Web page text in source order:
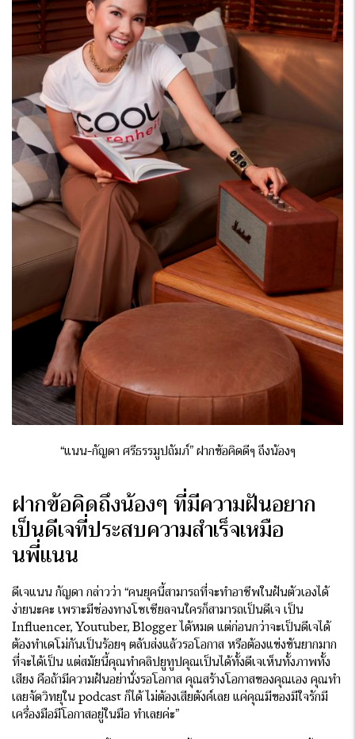
“แนน-กัญดา ศรีธรรมูปถัมภ์” ฝากข้อคิดดีๆ ถึงน้องๆ
ฝากข้อคิดถึงน้องๆ ที่มีความฝันอยาก
เป็นดีเจที่ประสบความสำเร็จเหมือ
นพี่แนน
ดีเจแนน กัญดา กล่าวว่า “คนยุคนี้สามารถที่จะทำอาชีพในฝันตัวเองได้
ง่ายนะคะ เพราะมีช่องทางโซเชียลจนใครก็สามารถเป็นดีเจ เป็น
Influencer, Youtuber, Blogger ได้หมด แต่ก่อนกว่าจะเป็นดีเจได้
ต้องทำเดโม่กันเป็นร้อยๆ ตลับส่งแล้วรอโอกาส หรือต้องแข่งขันยากมาก
ที่จะได้เป็น แต่สมัยนี้คุณทำคลิปยูทูปคุณเป็นได้ทั้งดีเจเห็นทั้งภาพทั้ง
เสียง คือถ้ามีความฝันอย่านั่งรอโอกาส คุณสร้างโอกาสของคุณเอง คุณทำ
เลยจัดวิทยุใน podcast ก็ได้ ไม่ต้องเสียตังค์เลย แค่คุณมีของมีใจรักมี
เครื่องมือมีโอกาสอยู่ในมือ ทำเลยค่ะ”